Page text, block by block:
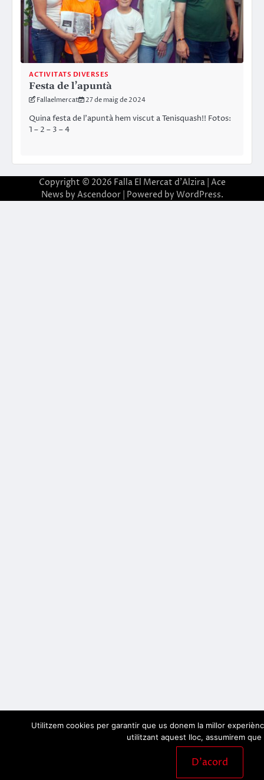
ACTIVITATS DIVERSES
Festa de l’apuntà
Fallaelmercat 27 de maig de 2024
Quina festa de l’apuntà hem viscut a Tenisquash!! Fotos:
1 – 2 – 3 – 4
Copyright © 2026 Falla El Mercat d'Alzira| Ace
News by Ascendoor| Powered by WordPress.
Utilitzem cookies per garantir que us donem la millor
utilitzant aquest lloc, assumirem que
D'acord